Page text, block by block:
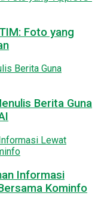
Foto yang
Berita Guna
Informasi
Kominfo